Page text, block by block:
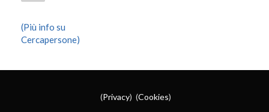
(Più info su
Cercapersone)
(Privacy) (Cookies)